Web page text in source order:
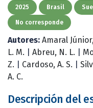
2025 Brasil
No corresponde
Autores: Amaral Júnior,
L. M.
Abreu, N. L.
Z.
Cardoso, A. S.
A. C.
Descripción del